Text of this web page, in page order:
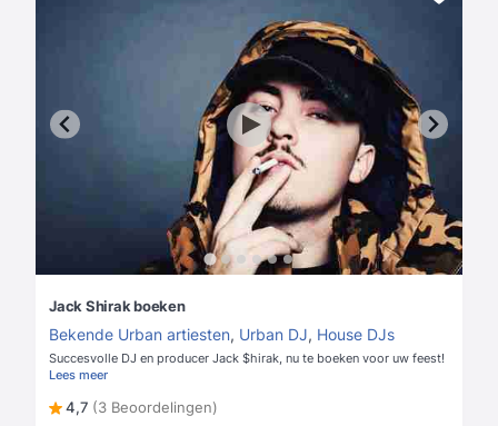
Jack Shirak boeken
Bekende Urban artiesten, Urban DJ, House DJs
Succesvolle DJ en producer Jack $hirak, nu te boeken voor uw feest!
Lees meer
4,7 (3 Beoordelingen)